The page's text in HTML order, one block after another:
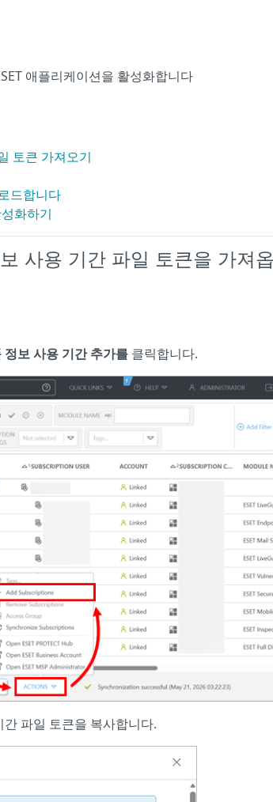
애플리케이션을 활성화합니다
토큰 가져오기
드합니다
화하기
사용 기간 파일 토큰을 가져
정보 사용 기간 추가를 클릭합니다.
파일 토큰을 복사합니다.